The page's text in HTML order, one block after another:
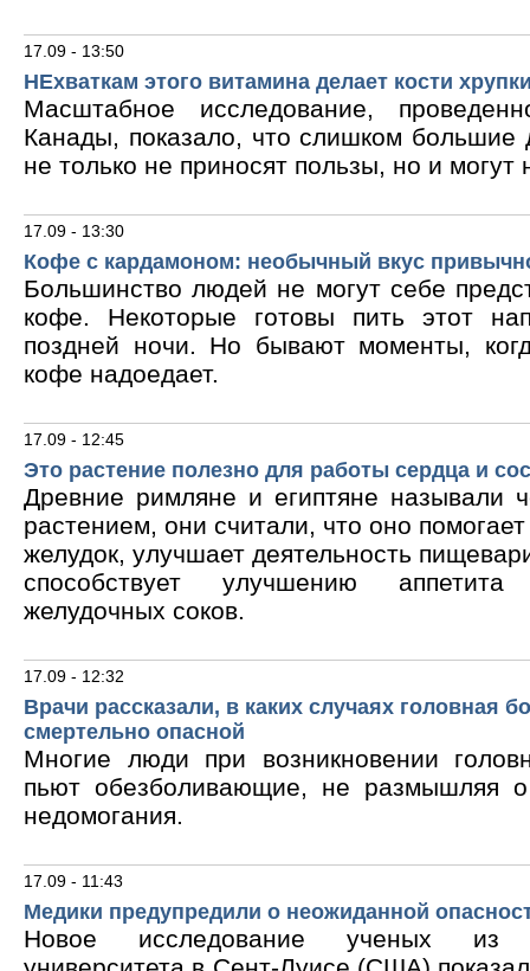
17.09 - 13:50
НЕхваткам этого витамина делает кости
Масштабное исследование,
Канады, показало, что слишком большие
не только не приносят пользы, но и могут
17.09 - 13:30
Кофе с кардамоном: необычный вкус
Большинство людей не могут себе
кофе. Некоторые готовы пить этот
поздней ночи. Но бывают моменты,
кофе надоедает.
17.09 - 12:45
Это растение полезно для работы сердца и
Древние римляне и египтяне называли
растением, они считали, что оно
желудок, улучшает деятельность
способствует улучшению
желудочных соков.
17.09 - 12:32
Врачи рассказали, в каких случаях головная
смертельно опасной
Многие люди при возникновении
пьют обезболивающие, не размышляя о
недомогания.
17.09 - 11:43
Медики предупредили о неожиданной
Новое исследование ученых из